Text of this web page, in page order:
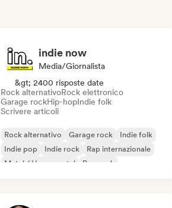
indie now
Media/Giornalista
&gt; 2400 risposte date
Rock alternativoRock elettronico
Garage rockHip-hopIndie folk
Scrivere articoli
Rock alternativo Garage rock
Indie folk
Indie pop
Indie rock
Rap internazionale
Metal / Heavy metal
Pop rock